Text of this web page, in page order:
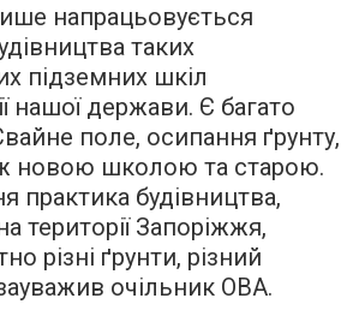
напрацьовується
таких
підземних шкіл
нашої держави. Є багато
поле, осипання ґрунту,
новою школою та старою.
практика будівництва,
території Запоріжжя,
різні ґрунти, різний
очільник ОВА.